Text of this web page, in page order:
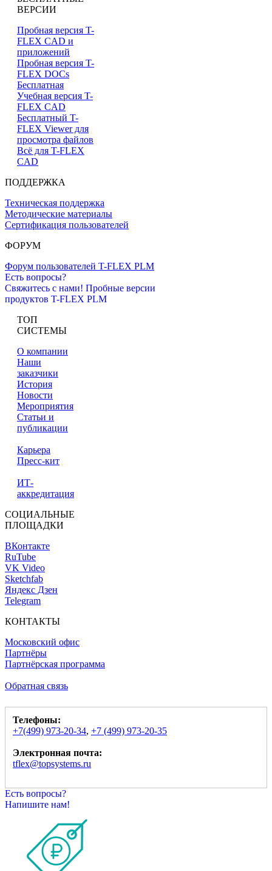
ВЕРСИИ
Пробная версия T-
FLEX CAD и
приложений
Пробная версия T-
FLEX DOCs
Бесплатная
Учебная версия T-
FLEX CAD
Бесплатный T-
FLEX Viewer для
просмотра файлов
Всё для T-FLEX
CAD
ПОДДЕРЖКА
Техническая поддержка
Методические материалы
Сертификация пользователей
ФОРУМ
Форум пользователей T-FLEX PLM
Есть вопросы?
Свяжитесь с нами! Пробные версии
продуктов T-FLEX PLM
ТОП
СИСТЕМЫ
О компании
Наши
заказчики
История
Новости
Мероприятия
Статьи и
публикации
Карьера
Пресс-кит
ИТ-
аккредитация
СОЦИАЛЬНЫЕ
ПЛОЩАДКИ
ВКонтакте
RuTube
VK Video
Sketchfab
Яндекс Дзен
Telegram
КОНТАКТЫ
Московский офис
Партнёры
Партнёрская программа
Обратная связь
Телефоны:
+7(499) 973-20-34, +7 (499) 973-20-35
Электронная почта:
tflex@topsystems.ru
Есть вопросы?
Напишите нам!